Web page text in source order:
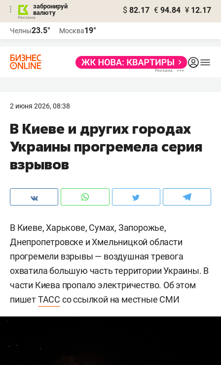
забронируй
валюту
$ 82.17 € 94.84 ¥ 12.17
Челны23.5° Москва19°
2 июня 2026, 08:38
В Киеве и других городах
Украины прогремела серия
взрывов
В Киеве, Харькове, Сумах, Запорожье,
Днепропетровске и Хмельницкой области
прогремели взрывы — воздушная тревога
охватила большую часть территории Украины. В
части Киева пропало электричество. Об этом
пишетТАСС со ссылкой на местные СМИ